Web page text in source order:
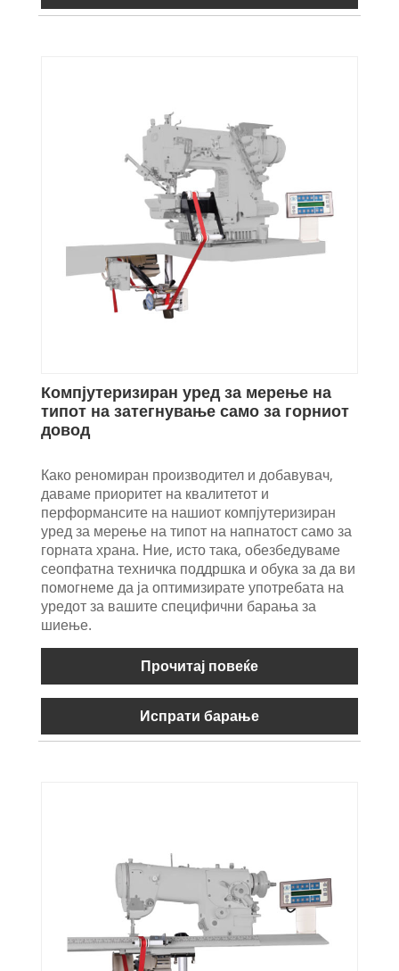
Компјутеризиран уред за мерење на
типот на затегнување само за горниот
довод
Како реномиран производител и добавувач,
даваме приоритет на квалитетот и
перформансите на нашиот компјутеризиран
уред за мерење на типот на напнатост само за
горната храна. Ние, исто така, обезбедуваме
сеопфатна техничка поддршка и обука за да ви
помогнеме да ја оптимизирате употребата на
уредот за вашите специфични барања за
шиење.
Прочитај повеќе
Испрати барање